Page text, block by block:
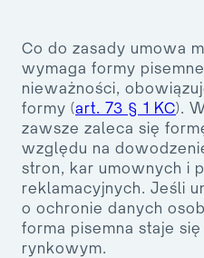
Co do zasady umowa
wymaga formy
nieważności,
formy (art. 73 § 1 KC).
zawsze zaleca się
względu na
stron, kar umownych i
reklamacyjnych. Jeśli
o ochronie danych
forma pisemna staje
rynkowym.